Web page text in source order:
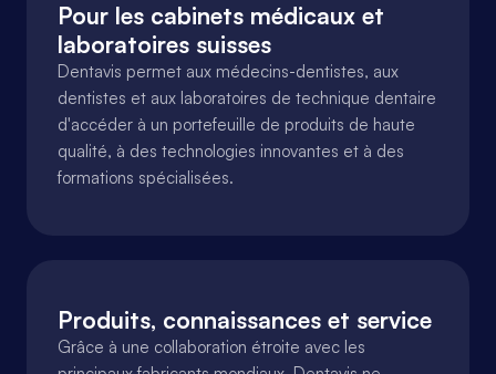
Pour les cabinets médicaux et
laboratoires suisses
Dentavis permet aux médecins-dentistes, aux
dentistes et aux laboratoires de technique dentaire
d'accéder à un portefeuille de produits de haute
qualité, à des technologies innovantes et à des
formations spécialisées.
Produits, connaissances et service
Grâce à une collaboration étroite avec les